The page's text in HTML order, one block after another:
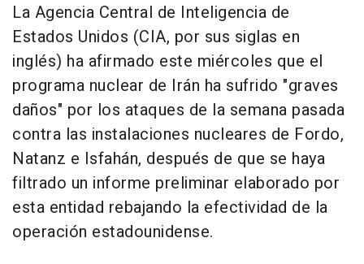
La Agencia Central de Inteligencia de
Estados Unidos (CIA, por sus siglas en
inglés) ha afirmado este miércoles que el
programa nuclear de Irán ha sufrido "graves
daños" por los ataques de la semana pasada
contra las instalaciones nucleares de Fordo,
Natanz e Isfahán, después de que se haya
filtrado un informe preliminar elaborado por
esta entidad rebajando la efectividad de la
operación estadounidense.